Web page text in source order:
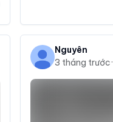
Nguyên
3 tháng trước·